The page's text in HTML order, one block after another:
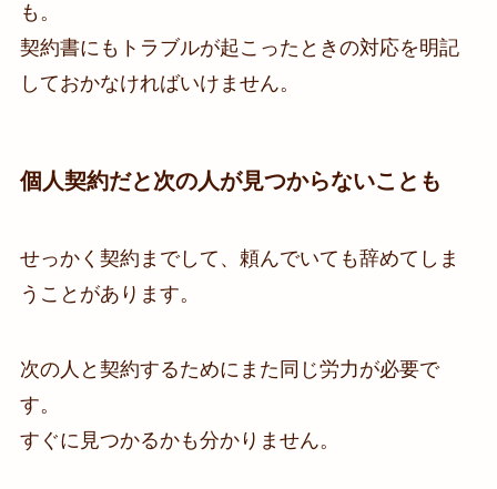
も。
契約書にもトラブルが起こったときの対応を明記
しておかなければいけません。
個人契約だと次の人が見つからないことも
せっかく契約までして、頼んでいても辞めてしま
うことがあります。
次の人と契約するためにまた同じ労力が必要で
す。
すぐに見つかるかも分かりません。